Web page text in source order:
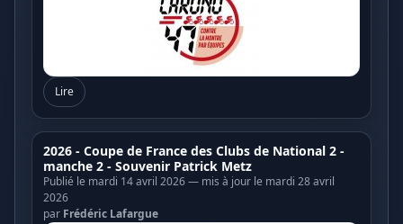
Lire
2026 - Coupe de France des Clubs de National 2 -
manche 2 - Souvenir Patrick Metz
Publié le mardi 14 avril 2026 — mis à jour le mardi 28 avril
2026
par Frédéric Lafargue